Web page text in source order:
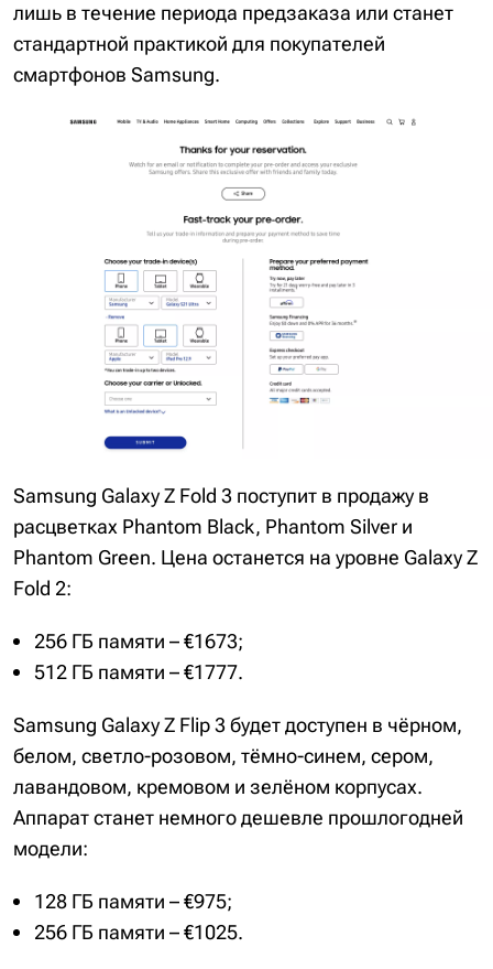
лишь в течение периода предзаказа или станет
стандартной практикой для покупателей
смартфонов Samsung.
Samsung Galaxy Z Fold 3 поступит в продажу в
расцветках Phantom Black, Phantom Silver и
Phantom Green. Цена останется на уровне Galaxy Z
Fold 2:
256 ГБ памяти – €1673;
512 ГБ памяти – €1777.
Samsung Galaxy Z Flip 3 будет доступен в чёрном,
белом, светло-розовом, тёмно-синем, сером,
лавандовом, кремовом и зелёном корпусах.
Аппарат станет немного дешевле прошлогодней
модели:
128 ГБ памяти – €975;
256 ГБ памяти – €1025.